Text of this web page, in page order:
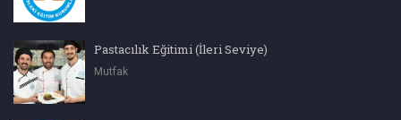
Pastacılık Eğitimi (İleri Seviye)
Mutfak